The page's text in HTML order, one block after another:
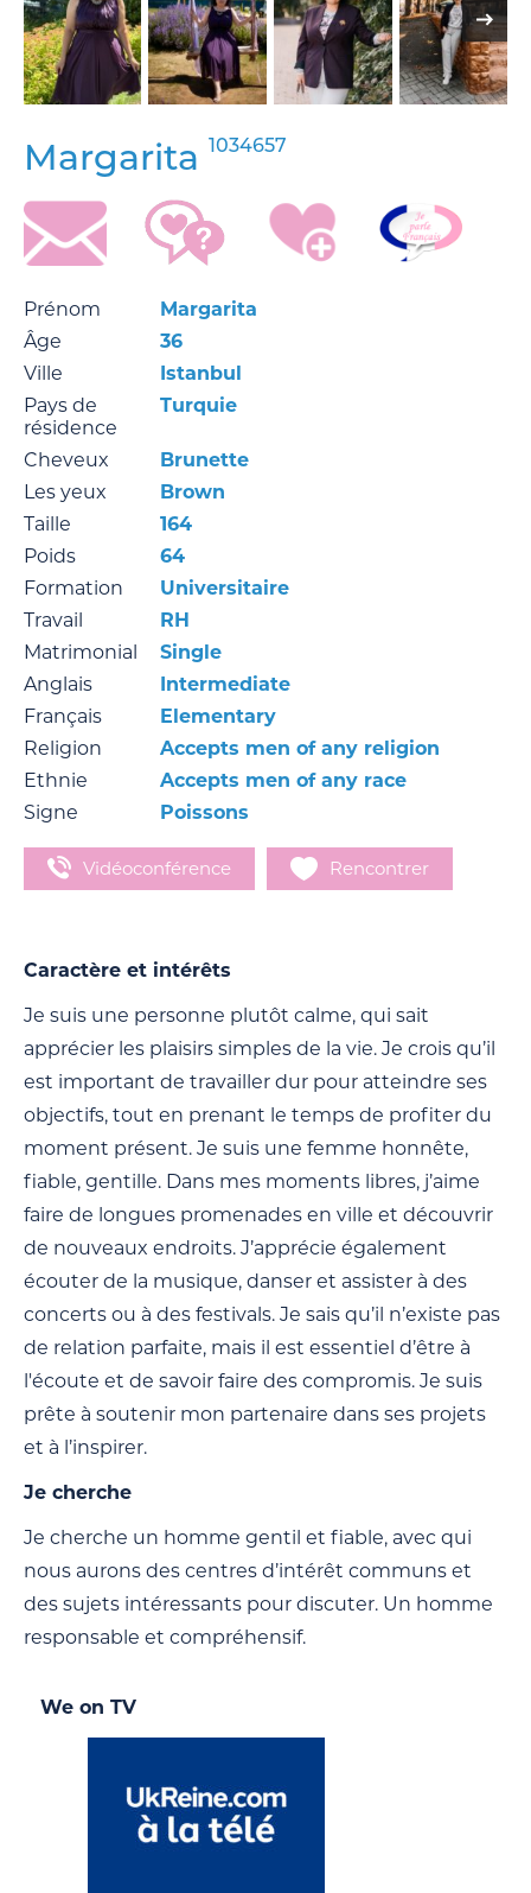
Margarita 1034657
Prénom
Margarita
Âge
36
Ville
Istanbul
Pays de
résidence
Turquie
Cheveux
Brunette
Les yeux
Brown
Taille
164
Poids
64
Formation
Universitaire
Travail
RH
Matrimonial
Single
Anglais
Intermediate
Français
Elementary
Religion
Accepts men of any religion
Ethnie
Accepts men of any race
Signe
Poissons
Vidéoconférence Rencontrer
Caractère et intérêts
Je suis une personne plutôt calme, qui sait
apprécier les plaisirs simples de la vie. Je crois qu’il
est important de travailler dur pour atteindre ses
objectifs, tout en prenant le temps de profiter du
moment présent. Je suis une femme honnête,
fiable, gentille. Dans mes moments libres, j’aime
faire de longues promenades en ville et découvrir
de nouveaux endroits. J’apprécie également
écouter de la musique, danser et assister à des
concerts ou à des festivals. Je sais qu’il n’existe pas
de relation parfaite, mais il est essentiel d’être à
l'écoute et de savoir faire des compromis. Je suis
prête à soutenir mon partenaire dans ses projets
et à l’inspirer.
Je cherche
Je cherche un homme gentil et fiable, avec qui
nous aurons des centres d’intérêt communs et
des sujets intéressants pour discuter. Un homme
responsable et compréhensif.
We on TV